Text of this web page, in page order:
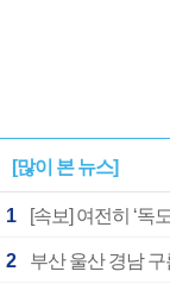
[많이 본 뉴스]
1
2